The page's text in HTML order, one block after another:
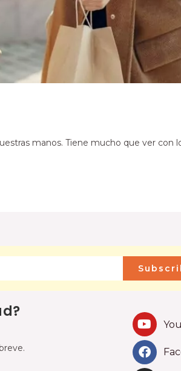
manos. Tiene mucho que ver con